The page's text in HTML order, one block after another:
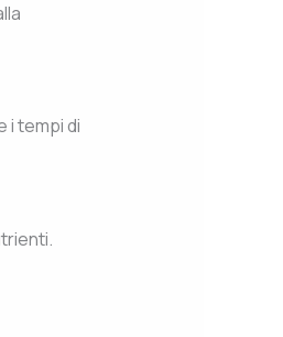
i tempi di